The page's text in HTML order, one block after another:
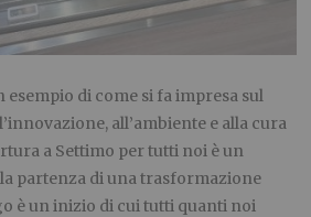
esempio di come si fa impresa sul
all’ambiente e alla cura
a Settimo per tutti noi è un
partenza di una trasformazione
è un inizio di cui tutti quanti noi